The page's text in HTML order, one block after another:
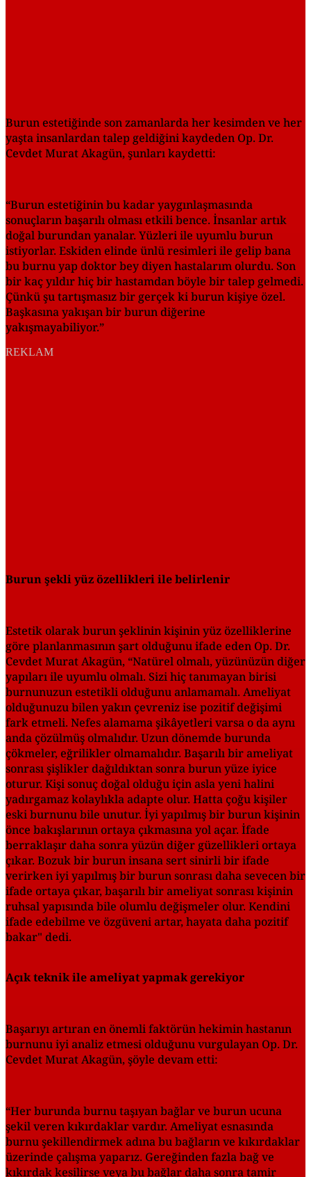
Burun estetiğinde son zamanlarda her kesimden ve her
yaşta insanlardan talep geldiğini kaydeden Op. Dr.
Cevdet Murat Akagün, şunları kaydetti:
“Burun estetiğinin bu kadar yaygınlaşmasında
sonuçların başarılı olması etkili bence. İnsanlar artık
doğal burundan yanalar. Yüzleri ile uyumlu burun
istiyorlar. Eskiden elinde ünlü resimleri ile gelip bana
bu burnu yap doktor bey diyen hastalarım olurdu. Son
bir kaç yıldır hiç bir hastamdan böyle bir talep gelmedi.
Çünkü şu tartışmasız bir gerçek ki burun kişiye özel.
Başkasına yakışan bir burun diğerine
yakışmayabiliyor.”
REKLAM
Burun şekli yüz özellikleri ile belirlenir
Estetik olarak burun şeklinin kişinin yüz özelliklerine
göre planlanmasının şart olduğunu ifade eden Op. Dr.
Cevdet Murat Akagün, “Natürel olmalı, yüzünüzün diğer
yapıları ile uyumlu olmalı. Sizi hiç tanımayan birisi
burnunuzun estetikli olduğunu anlamamalı. Ameliyat
olduğunuzu bilen yakın çevreniz ise pozitif değişimi
fark etmeli. Nefes alamama şikâyetleri varsa o da aynı
anda çözülmüş olmalıdır. Uzun dönemde burunda
çökmeler, eğrilikler olmamalıdır. Başarılı bir ameliyat
sonrası şişlikler dağıldıktan sonra burun yüze iyice
oturur. Kişi sonuç doğal olduğu için asla yeni halini
yadırgamaz kolaylıkla adapte olur. Hatta çoğu kişiler
eski burnunu bile unutur. İyi yapılmış bir burun kişinin
önce bakışlarının ortaya çıkmasına yol açar. İfade
berraklaşır daha sonra yüzün diğer güzellikleri ortaya
çıkar. Bozuk bir burun insana sert sinirli bir ifade
verirken iyi yapılmış bir burun sonrası daha sevecen bir
ifade ortaya çıkar, başarılı bir ameliyat sonrası kişinin
ruhsal yapısında bile olumlu değişmeler olur. Kendini
ifade edebilme ve özgüveni artar, hayata daha pozitif
bakar" dedi.
Açık teknik ile ameliyat yapmak gerekiyor
Başarıyı artıran en önemli faktörün hekimin hastanın
burnunu iyi analiz etmesi olduğunu vurgulayan Op. Dr.
Cevdet Murat Akagün, şöyle devam etti:
“Her burunda burnu taşıyan bağlar ve burun ucuna
şekil veren kıkırdaklar vardır. Ameliyat esnasında
burnu şekillendirmek adına bu bağların ve kıkırdaklar
üzerinde çalışma yaparız. Gereğinden fazla bağ ve
kıkırdak kesilirse veya bu bağlar daha sonra tamir